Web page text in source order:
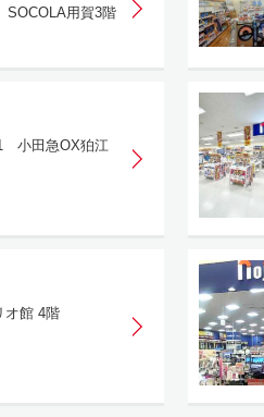
用賀3階
小田急OX狛江
オ館 4階